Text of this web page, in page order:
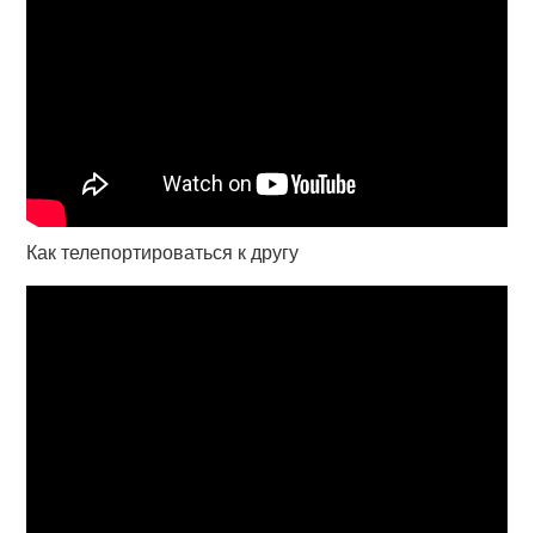
Как телепортироваться к другу